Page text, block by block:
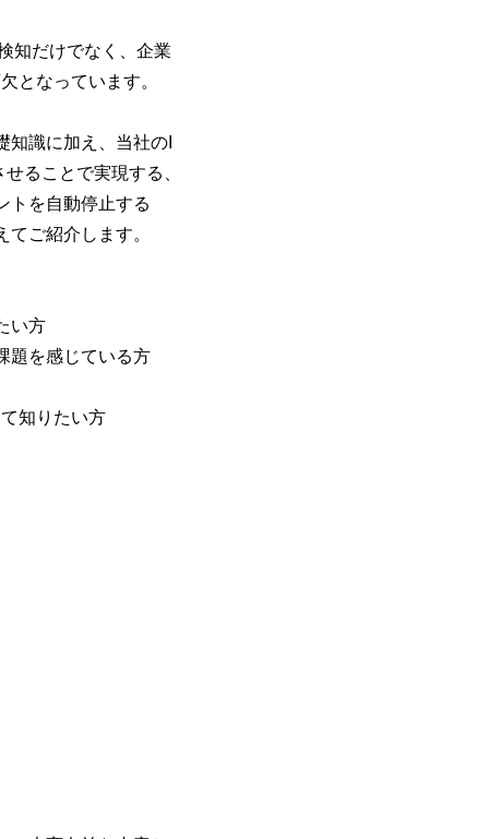
知だけでなく、企業
となっています。
識に加え、当社のI
ることで実現する、
トを自動停止する
ご紹介します。
い方
題を感じている方
知りたい方